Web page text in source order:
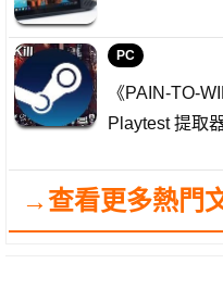
PC
《PAIN-TO-
Playtest 提取
→查看更多熱門